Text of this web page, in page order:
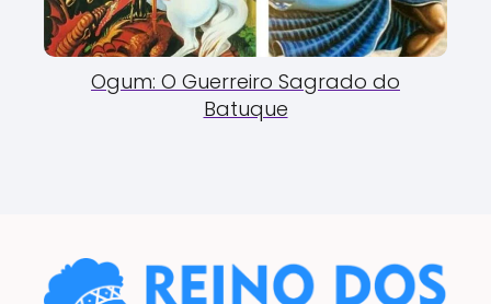
Ogum: O Guerreiro Sagrado do
Batuque